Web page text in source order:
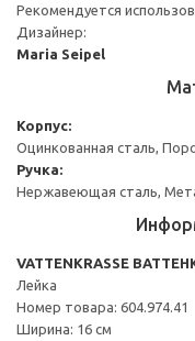
Рекомендуется
Дизайнер:
Maria Seipel
Корпус:
Оцинкованная сталь,
Ручка:
Нержавеющая сталь,
VATTENKRASSE
Лейка
Номер товара: 604.974.41
Ширина: 16 см